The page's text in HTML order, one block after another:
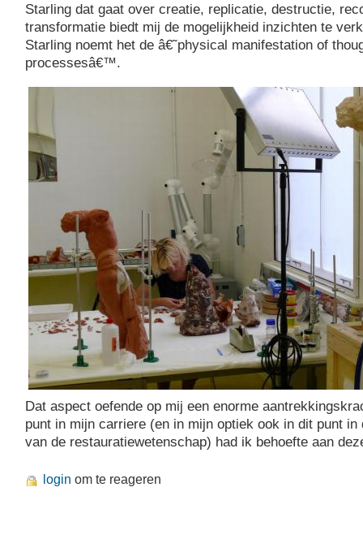
Starling dat gaat over creatie, replicatie, destructie,
transformatie biedt mij de mogelijkheid inzichten te
Starling noemt het de â€˜physical manifestation of
processesâ€™.
Dat aspect oefende op mij een enorme
punt in mijn carriere (en in mijn optiek ook in dit punt in
van de restauratiewetenschap) had ik behoefte aan
login om te reageren